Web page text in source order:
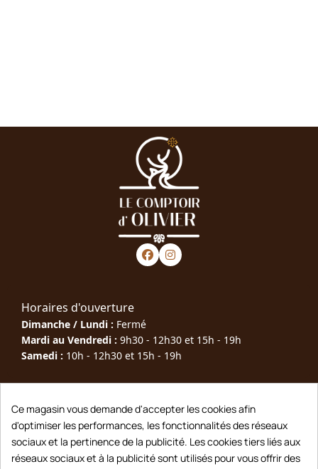
Horaires d'ouverture
Dimanche / Lundi : Fermé
Mardi au Vendredi : 9h30 - 12h30 et 15h - 19h
Samedi : 10h - 12h30 et 15h - 19h
Adresse : 10 Rue Joseph Rigal, 81600 Gaillac
Contact : lecomptoirdolivier@gmail.com
Ce magasin vous demande d'accepter les cookies afin
d'optimiser les performances, les fonctionnalités des réseaux
sociaux et la pertinence de la publicité. Les cookies tiers liés aux
réseaux sociaux et à la publicité sont utilisés pour vous offrir des